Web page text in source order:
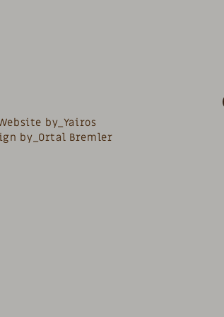
by_Yairos
by_Ortal Bremler